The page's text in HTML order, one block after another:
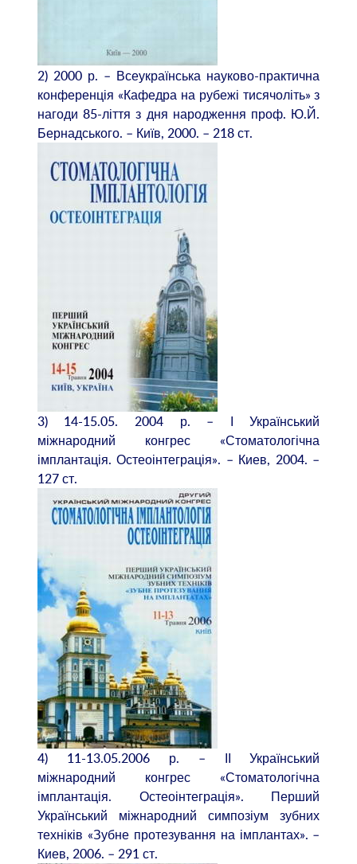
2) 2000 р. – Всеукраїнська науково-практична
конференція «Кафедра на рубежі тисячоліть» з
нагоди 85-ліття з дня народження проф. Ю.Й.
Бернадського. – Київ, 2000. – 218 ст.
3) 14-15.05. 2004 р. – І Український
міжнародний конгрес «Стоматологічна
імплантація. Остеоінтеграція». – Киев, 2004. –
127 ст.
4) 11-13.05.2006 р. – ІІ Український
міжнародний конгрес «Стоматологічна
імплантація. Остеоінтеграція». Перший
Український міжнародний симпозіум зубних
техніків «Зубне протезування на імплантах». –
Киев, 2006. – 291 ст.